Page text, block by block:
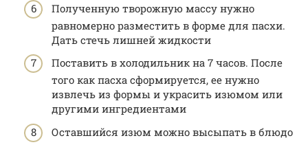
Полученную творожную массу нужно
равномерно разместить в форме для пасхи.
Дать стечь лишней жидкости
Поставить в холодильник на 7 часов. После
того как пасха сформируется, ее нужно
извлечь из формы и украсить изюмом или
другими ингредиентами
Оставшийся изюм можно высыпать в блюдо